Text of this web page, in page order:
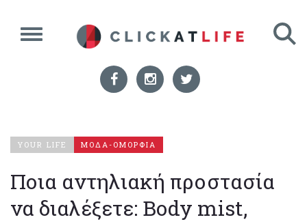
YOUR LIFE ΜΟΔΑ-ΟΜΟΡΦΙΑ
Ποια αντηλιακή προστασία
να διαλέξετε: Body mist,